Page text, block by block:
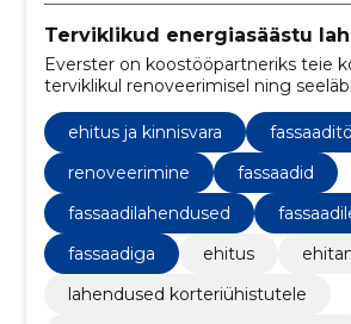
Terviklikud energiasäästu
Everster on koostööpartneriks teie
terviklikul renoveerimisel ning
energiasäästliku ja kaunima
tegevusaladeks on
renoveerimine ja fassaaditööd.
ehitus ja kinnisvara
renoveerimine
fassaadid
fassaadilahendused
fassaadiga
ehitus
lahendused korteriühistutele